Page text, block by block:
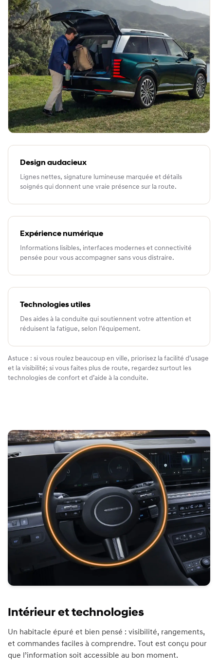
Design audacieux
Lignes nettes, signature lumineuse marquée et détails
soignés qui donnent une vraie présence sur la route.
Expérience numérique
Informations lisibles, interfaces modernes et connectivité
pensée pour vous accompagner sans vous distraire.
Technologies utiles
Des aides à la conduite qui soutiennent votre attention et
réduisent la fatigue, selon l’équipement.
Astuce : si vous roulez beaucoup en ville, priorisez la facilité d’usage
et la visibilité; si vous faites plus de route, regardez surtout les
technologies de confort et d’aide à la conduite.
Intérieur et technologies
Un habitacle épuré et bien pensé : visibilité, rangements,
et commandes faciles à comprendre. Tout est conçu pour
que l’information soit accessible au bon moment.